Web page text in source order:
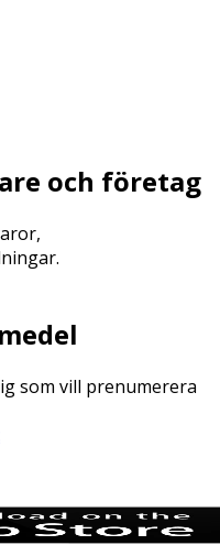
och företag
som vill prenumerera